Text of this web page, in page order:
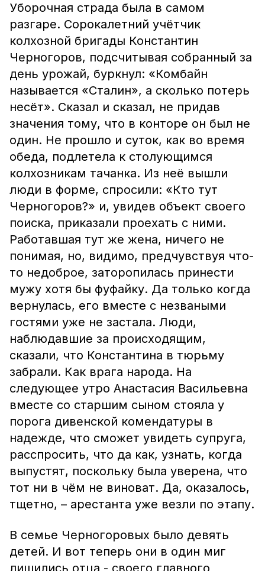
Уборочная страда была в самом
разгаре. Сорокалетний учётчик
колхозной бригады Константин
Черногоров, подсчитывая собранный за
день урожай, буркнул: «Комбайн
называется «Сталин», а сколько потерь
несёт». Сказал и сказал, не придав
значения тому, что в конторе он был не
один. Не прошло и суток, как во время
обеда, подлетела к столующимся
колхозникам тачанка. Из неё вышли
люди в форме, спросили: «Кто тут
Черногоров?» и, увидев объект своего
поиска, приказали проехать с ними.
Работавшая тут же жена, ничего не
понимая, но, видимо, предчувствуя что-
то недоброе, заторопилась принести
мужу хотя бы фуфайку. Да только когда
вернулась, его вместе с незваными
гостями уже не застала. Люди,
наблюдавшие за происходящим,
сказали, что Константина в тюрьму
забрали. Как врага народа. На
следующее утро Анастасия Васильевна
вместе со старшим сыном стояла у
порога дивенской комендатуры в
надежде, что сможет увидеть супруга,
расспросить, что да как, узнать, когда
выпустят, поскольку была уверена, что
тот ни в чём не виноват. Да, оказалось,
тщетно, – арестанта уже везли по этапу.
В семье Черногоровых было девять
детей. И вот теперь они в один миг
лишились отца - своего главного